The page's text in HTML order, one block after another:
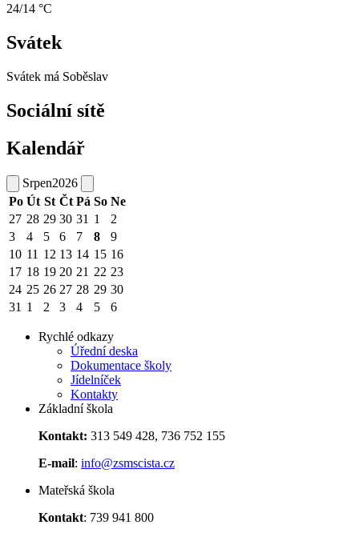
24/14 °C
Svátek
Svátek má Soběslav
Sociální sítě
Kalendář
Srpen2026
Po Út St Čt Pá So Ne
27 28 29 30 31 1
2
3
4 5 6 7 8
9
10 11 12 13 14 15 16
17 18 19 20 21 22 23
24 25 26 27 28 29 30
31 1 2 3 4 5 6
Rychlé odkazy
Úřední deska
Dokumentace školy
Jídelníček
Kontakty
Základní škola
Kontakt: 313 549 428, 736 752 155
E-mail: info@zsmscista.cz
Mateřská škola
Kontakt: 739 941 800